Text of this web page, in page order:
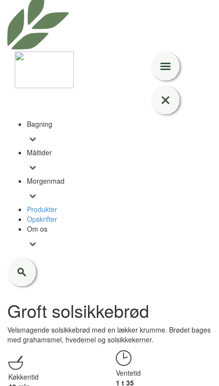
Bagning
Måltider
Morgenmad
Produkter
Opskrifter
Om os
Groft solsikkebrød
Velsmagende solsikkebrød med en lækker krumme. Brødet bages
med grahamsmel, hvedemel og solsikkekerner.
Køkkentid
Ventetid
1 t 35